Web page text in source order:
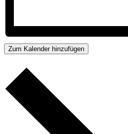
Zum Kalender hinzufügen